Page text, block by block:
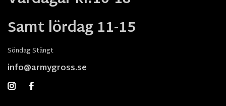
Samt lördag 11-15
Söndag Stängt
info@armygross.se